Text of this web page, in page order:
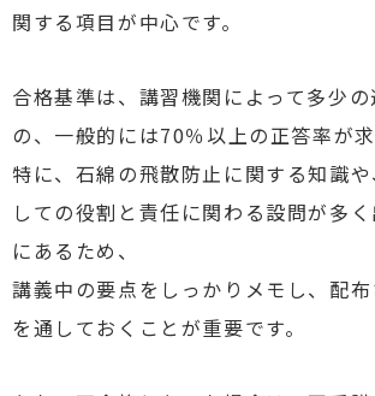
関する項目が中心です。
合格基準は、講習機関によって多少
の、一般的には70％以上の正答率が求
特に、石綿の飛散防止に関する知識
しての役割と責任に関わる設問が多
にあるため、
講義中の要点をしっかりメモし、配
を通しておくことが重要です。